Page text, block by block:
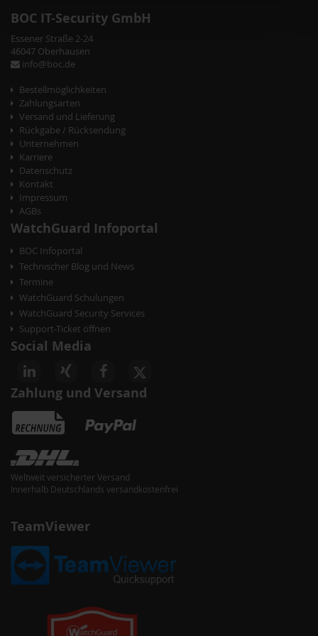
der
Bildergalerie
springen
der
Bildergalerie
springen
BOC IT-Security GmbH
Essener Straße 2-24
46047 Oberhausen
info@boc.de
Bestellmöglichkeiten
Zahlungsarten
Versand und Lieferung
Rückgabe / Rücksendung
Unternehmen
Karriere
Datenschutz
Kontakt
Impressum
AGBs
WatchGuard Infoportal
BOC Infoportal
Technischer Blog und News
Termine
WatchGuard Schulungen
WatchGuard Security Services
Support-Ticket öffnen
Social Media
Zahlung und Versand
Weltweit versicherter Versand
Innerhalb Deutschlands versandkostenfrei
TeamViewer